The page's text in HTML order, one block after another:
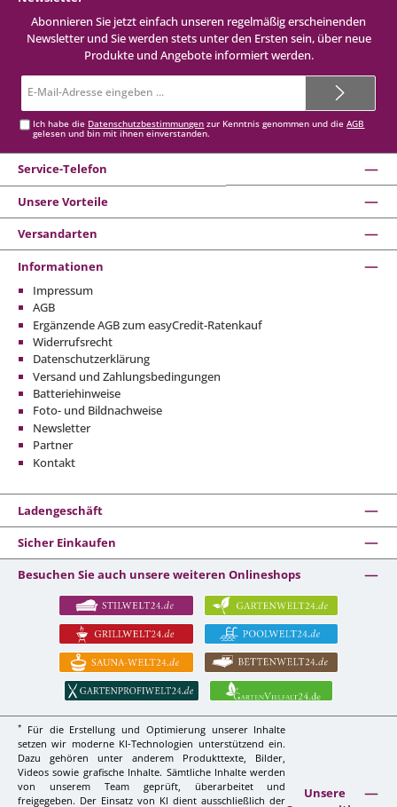
Abonnieren Sie jetzt einfach unseren regelmäßig erscheinenden
Newsletter und Sie werden stets unter den Ersten sein, über neue
Produkte und Angebote informiert werden.
Mail-
Ich habe die Datenschutzbestimmungen zur Kenntnis genommen und dieAGB
gelesen und bin mit ihnen einverstanden.
Service-Telefon
Unsere Vorteile
Versandarten
Informationen
Impressum
AGB
Ergänzende AGB zum easyCredit-Ratenkauf
Widerrufsrecht
Datenschutzerklärung
Versand und Zahlungsbedingungen
Batteriehinweise
Foto- und Bildnachweise
Newsletter
Partner
Kontakt
Ladengeschäft
Sicher Einkaufen
Besuchen Sie auch unsere weiteren Onlineshops
*
Für die Erstellung und Optimierung unserer Inhalte
setzen wir moderne KI-Technologien unterstützend ein.
Dazu gehören unter anderem Produkttexte, Bilder,
Videos sowie grafische Inhalte. Sämtliche Inhalte werden
von unserem Team geprüft, überarbeitet und
freigegeben. Der Einsatz von KI dient ausschließlich der
Unsere